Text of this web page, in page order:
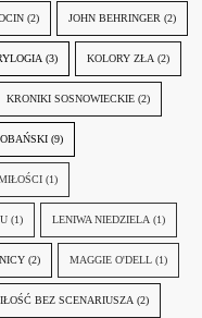
(2) JOHN BEHRINGER (2)
(3) KOLORY ZŁA (2)
KRONIKI SOSNOWIECKIE (2)
(9)
(1)
(1) LENIWA NIEDZIELA (1)
(2) MAGGIE O'DELL (1)
BEZ SCENARIUSZA (2)